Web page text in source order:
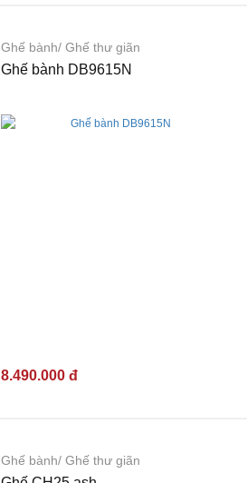
Ghế bành/ Ghế thư giãn
Ghế bành DB9615N
8.490.000 đ
Ghế bành/ Ghế thư giãn